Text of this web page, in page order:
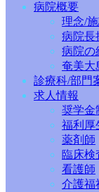
病院概要
理念/
病院長
病院の
奄美大
診療科/部門
求人情報
奨学金
福利厚
薬剤師
臨床検
看護師
介護福